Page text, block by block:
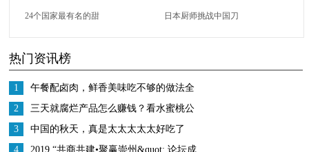
24个国家最有名的甜 日本厨师挑战中国刀
热门资讯榜
1
午餐配卤肉，鲜香美味吃不够的做法全
在这儿
2
三天就腐烂产品怎么赚钱？看水蜜桃公
司如何将稍纵即逝的美味变现
3
中国的秋天，真是太太太太太好吃了
4
2019 “共商共建•聚赢崇州&quot; 论坛成